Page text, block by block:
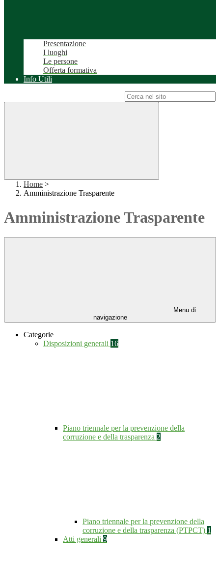
Presentazione
I luoghi
Le persone
Offerta formativa
Info Utili
Home >
Amministrazione Trasparente
Amministrazione Trasparente
Menu di
navigazione
Categorie
Disposizioni generali 16
Piano triennale per la prevenzione della
corruzione e della trasparenza 2
Piano triennale per la prevenzione della
corruzione e della trasparenza (PTPCT) 1
Atti generali 9